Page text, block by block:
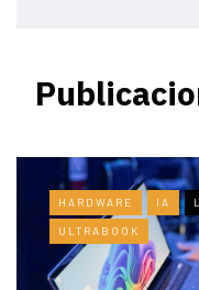
HARDWARE IA
ULTRABOOK